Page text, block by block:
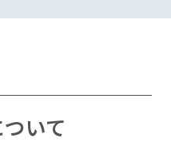
いて